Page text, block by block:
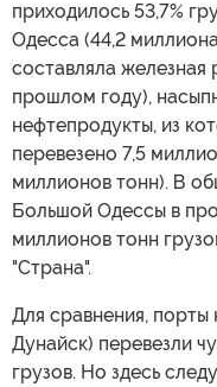
приходилось 53,7%
Одесса (44,2
составляла железная
прошлом году),
нефтепродукты, из
перевезено 7,5
миллионов тонн). В
Большой Одессы в
миллионов тонн
"Страна".
Для сравнения, порты
Дунайск) перевезли
грузов. Но здесь